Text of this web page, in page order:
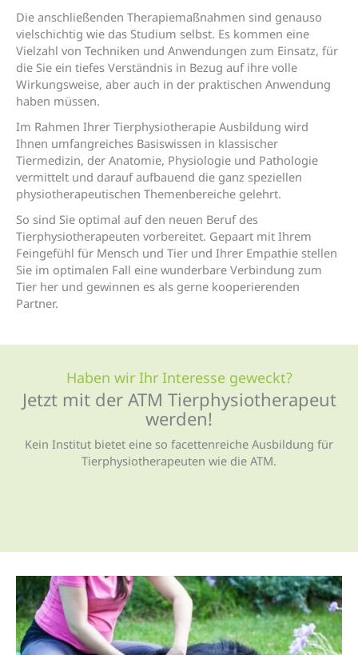
Die anschließenden Therapiemaßnahmen sind genauso
vielschichtig wie das Studium selbst. Es kommen eine
Vielzahl von Techniken und Anwendungen zum Einsatz, für
die Sie ein tiefes Verständnis in Bezug auf ihre volle
Wirkungsweise, aber auch in der praktischen Anwendung
haben müssen.
Im Rahmen Ihrer Tierphysiotherapie Ausbildung wird
Ihnen umfangreiches Basiswissen in klassischer
Tiermedizin, der Anatomie, Physiologie und Pathologie
vermittelt und darauf aufbauend die ganz speziellen
physiotherapeutischen Themenbereiche gelehrt.
So sind Sie optimal auf den neuen Beruf des
Tierphysiotherapeuten vorbereitet. Gepaart mit Ihrem
Feingefühl für Mensch und Tier und Ihrer Empathie stellen
Sie im optimalen Fall eine wunderbare Verbindung zum
Tier her und gewinnen es als gerne kooperierenden
Partner.
Haben wir Ihr Interesse geweckt?
Jetzt mit der ATM Tierphysio­therapeut
werden!
Kein Institut bietet eine so facettenreiche Ausbildung für
Tierphysiotherapeuten wie die ATM.